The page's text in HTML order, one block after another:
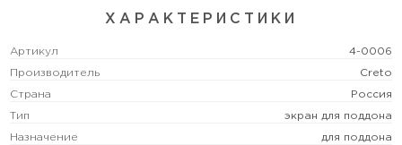
ХАРАКТЕРИСТИКИ
Артикул 4-0006
Производитель Creto
Страна Россия
Тип экран для поддона
Назначение для поддона